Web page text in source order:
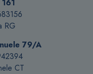
RG
79/A
CT